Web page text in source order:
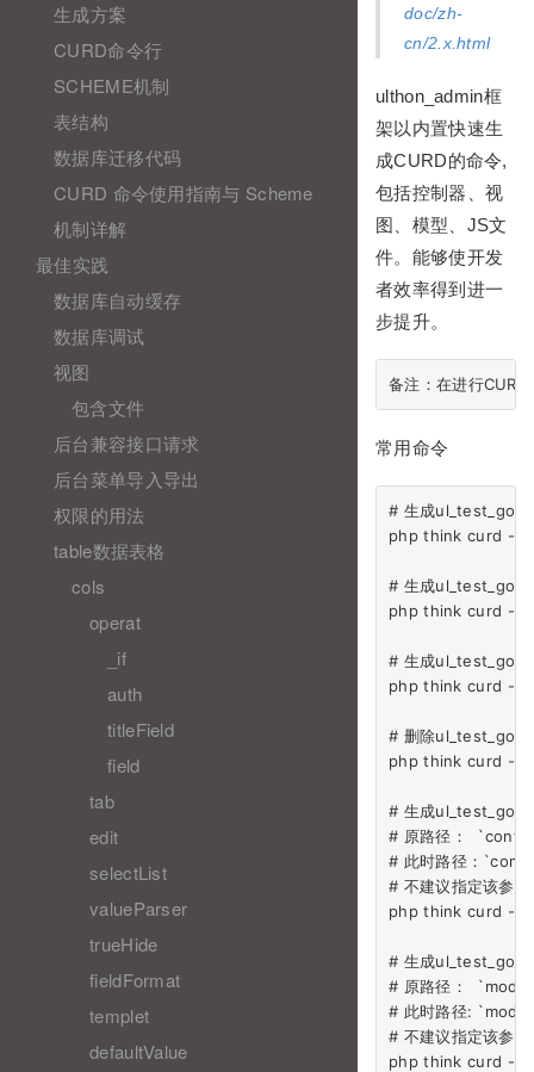
生成方案
CURD命令行
SCHEME机制
表结构
数据库迁移代码
CURD 命令使用指南与 Scheme
机制详解
最佳实践
数据库自动缓存
数据库调试
视图
包含文件
后台兼容接口请求
后台菜单导入导出
权限的用法
table数据表格
cols
operat
_if
auth
titleField
field
tab
edit
selectList
valueParser
trueHide
fieldFormat
templet
defaultValue
doc/zh-
cn/2.x.html
ulthon_admin框
架以内置快速生
成CURD的命令,
包括控制器、视
图、模型、JS文
件。能够使开发
者效率得到进一
步提升。
常用命令
# 生成
php think curd -t
# 生成
php think curd -t
# 生成
php think curd -t
# 删除
php think curd -t
# 生成
# 原路径：
# 此时路径：
# 不建议指定该参数
php think curd -t
# 生成
# 原路径：
# 此时路径:
# 不建议指定该参数
php think curd -t